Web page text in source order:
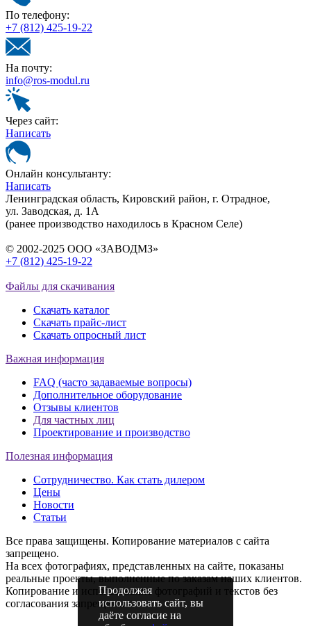
По телефону:
+7 (812) 425-19-22
На почту:
info@ros-modul.ru
Через сайт:
Написать
Онлайн консультанту:
Написать
Ленинградская область, Кировский район, г. Отрадное,
ул. Заводская, д. 1А
(ранее производство находилось в Красном Селе)
© 2002-2025 ООО «ЗАВОДМЗ»
+7 (812) 425-19-22
Файлы для скачивания
Скачать каталог
Скачать прайс-лист
Скачать опросный лист
Важная информация
FAQ (часто задаваемые вопросы)
Дополнительное оборудование
Отзывы клиентов
Для частных лиц
Проектирование и производство
Полезная информация
Сотрудничество. Как стать дилером
Цены
Новости
Статьи
Все права защищены. Копирование материалов с сайта
запрещено.
На всех фотографиях, представленных на сайте, показаны
реальные проекты, выполненные по заказам наших клиентов.
Копирование и использование фотографий и текстов без
согласования запрещено.
Продолжая
использовать сайт, вы
даёте согласие на